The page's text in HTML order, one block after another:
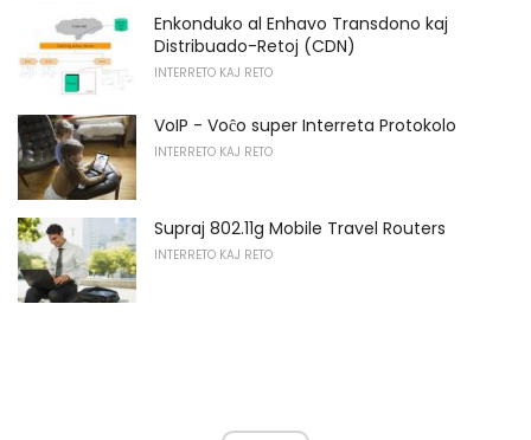
Enkonduko al Enhavo Transdono kaj
Distribuado-Retoj (CDN)
INTERRETO KAJ RETO
VoIP - Voĉo super Interreta Protokolo
INTERRETO KAJ RETO
Supraj 802.11g Mobile Travel Routers
INTERRETO KAJ RETO